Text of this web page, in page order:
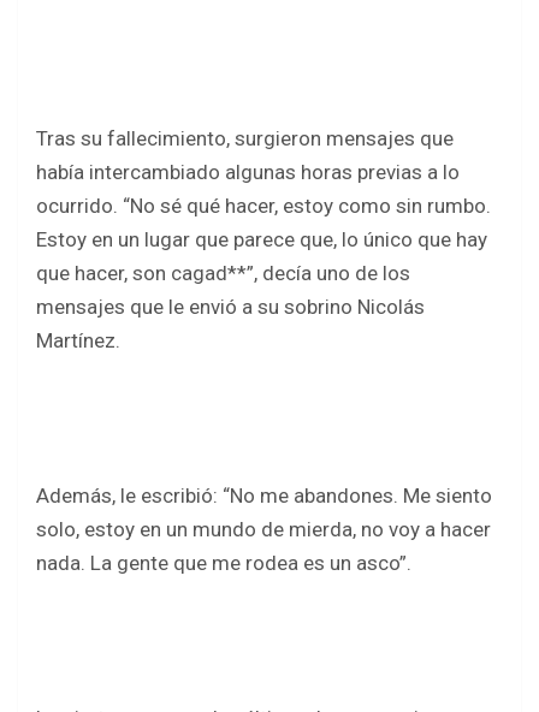
Tras su fallecimiento, surgieron mensajes que
había intercambiado algunas horas previas a lo
ocurrido. “No sé qué hacer, estoy como sin rumbo.
Estoy en un lugar que parece que, lo único que hay
que hacer, son cagad**”, decía uno de los
mensajes que le envió a su sobrino Nicolás
Martínez.
Además, le escribió: “No me abandones. Me siento
solo, estoy en un mundo de mierda, no voy a hacer
nada. La gente que me rodea es un asco”.